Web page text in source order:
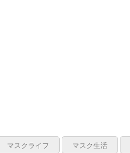
マスクライフ マスク生活